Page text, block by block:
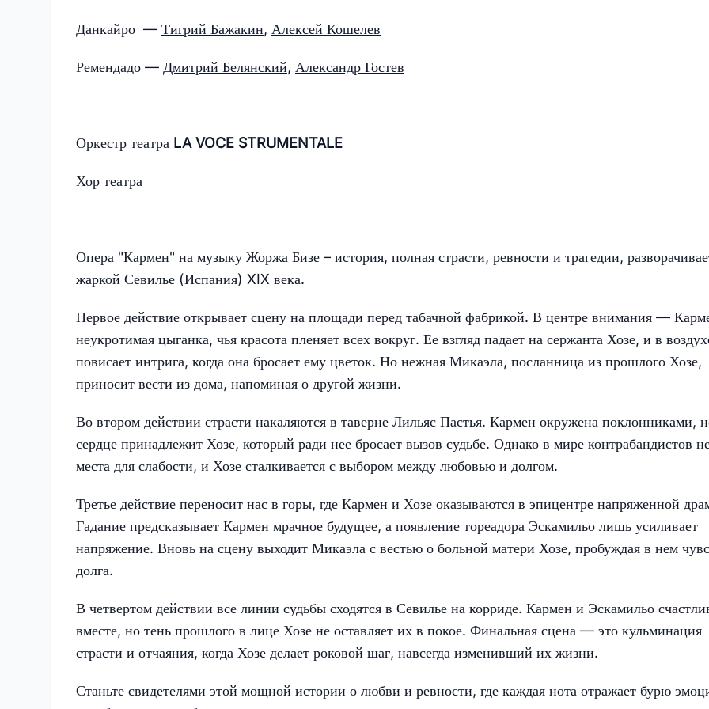
Данкайро — Тигрий Бажакин, Алексей Кошелев
Ремендадо — Дмитрий Белянский, Александр Гостев
Оркестр театра LA VOCE STRUMENTALE
Хор театра
Опера "Кармен" на музыку Жоржа Бизе – история, полная страсти, ревности и трагедии,
жаркой Севилье (Испания) XIX века.
Первое действие открывает сцену на площади перед табачной фабрикой. В центре внимания —
неукротимая цыганка, чья красота пленяет всех вокруг. Ее взгляд падает на сержанта Хозе, и в
повисает интрига, когда она бросает ему цветок. Но нежная Микаэла, посланница из прошлого Хозе,
приносит вести из дома, напоминая о другой жизни.
Во втором действии страсти накаляются в таверне Лильяс Пастья. Кармен окружена поклонниками,
сердце принадлежит Хозе, который ради нее бросает вызов судьбе. Однако в мире контрабандистов
места для слабости, и Хозе сталкивается с выбором между любовью и долгом.
Третье действие переносит нас в горы, где Кармен и Хозе оказываются в эпицентре напряженной
Гадание предсказывает Кармен мрачное будущее, а появление тореадора Эскамильо лишь усиливает
напряжение. Вновь на сцену выходит Микаэла с вестью о больной матери Хозе, пробуждая в нем
долга.
В четвертом действии все линии судьбы сходятся в Севилье на корриде. Кармен и Эскамильо
вместе, но тень прошлого в лице Хозе не оставляет их в покое. Финальная сцена — это кульминация
страсти и отчаяния, когда Хозе делает роковой шаг, навсегда изменивший их жизни.
Станьте свидетелями этой мощной истории о любви и ревности, где каждая нота отражает бурю